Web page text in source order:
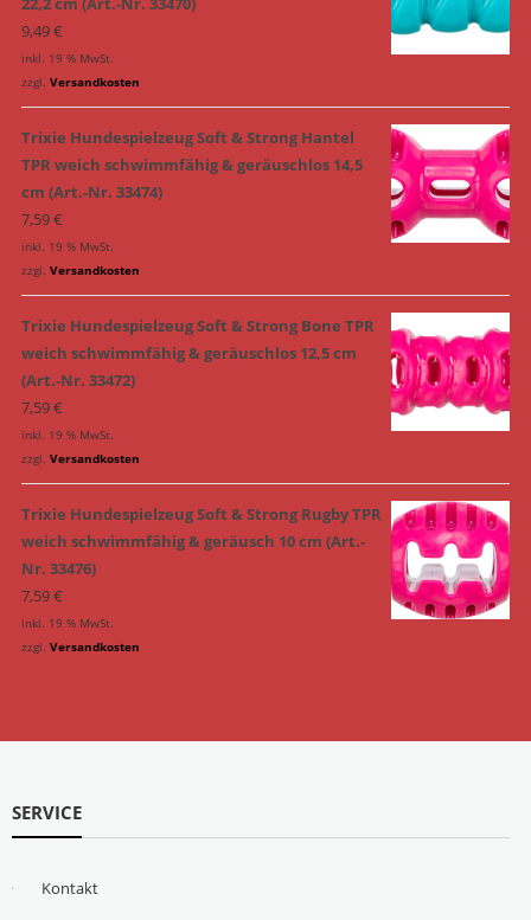
9,49€
inkl. 19 % MwSt.
zzgl. Versandkosten
Trixie Hundespielzeug Soft & Strong Hantel
TPR weich schwimmfähig & geräuschlos 14,5
cm (Art.-Nr. 33474)
7,59€
inkl. 19 % MwSt.
zzgl. Versandkosten
Trixie Hundespielzeug Soft & Strong Bone TPR
weich schwimmfähig & geräuschlos 12,5 cm
(Art.-Nr. 33472)
7,59€
inkl. 19 % MwSt.
zzgl. Versandkosten
Trixie Hundespielzeug Soft & Strong Rugby TPR
weich schwimmfähig & geräusch 10 cm (Art.-
Nr. 33476)
7,59€
inkl. 19 % MwSt.
zzgl. Versandkosten
SERVICE
Kontakt